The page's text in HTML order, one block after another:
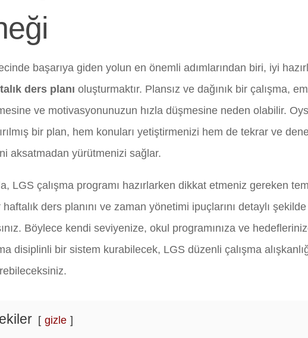
başarıya giden yolun en önemli adımlarından biri, iyi
ders planı oluşturmaktır. Plansız ve dağınık bir çalışma,
ve motivasyonunuzun hızla düşmesine neden olabilir.
bir plan, hem konuları yetiştirmenizi hem de tekrar ve
aksatmadan yürütmenizi sağlar.
LGS çalışma programı hazırlarken dikkat etmeniz gereken
ders planını ve zaman yönetimi ipuçlarını detaylı şekilde
Böylece kendi seviyenize, okul programınıza ve
disiplinli bir sistem kurabilecek, LGS düzenli çalışma
gizle